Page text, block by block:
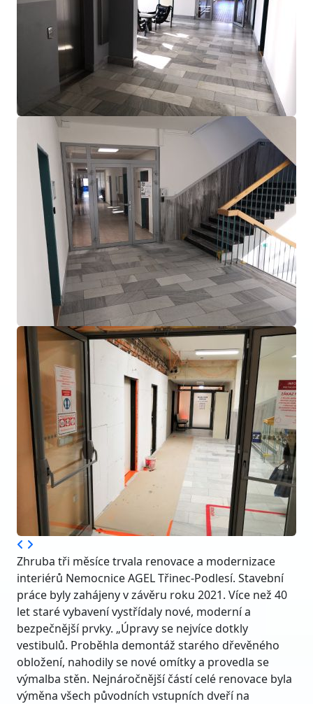
Zhruba tři měsíce trvala renovace a modernizace
interiérů Nemocnice AGEL Třinec-Podlesí. Stavební
práce byly zahájeny v závěru roku 2021. Více než 40
let staré vybavení vystřídaly nové, moderní a
bezpečnější prvky. „Úpravy se nejvíce dotkly
vestibulů. Proběhla demontáž starého dřevěného
obložení, nahodily se nové omítky a provedla se
výmalba stěn. Nejnáročnější částí celé renovace byla
výměna všech původních vstupních dveří na